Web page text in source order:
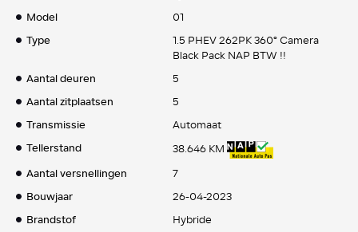
Model
01
Type
1.5 PHEV 262PK 360° Camera
Black Pack NAP BTW !!
Aantal deuren
5
Aantal zitplaatsen
5
Transmissie
Automaat
Tellerstand
38.646 KM
Aantal versnellingen
7
Bouwjaar
26-04-2023
Brandstof
Hybride